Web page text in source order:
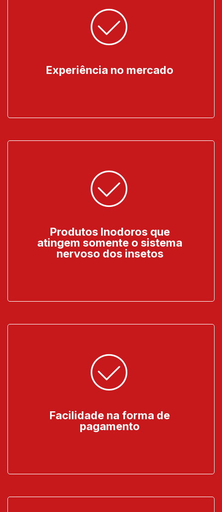
Experiência no mercado
Produtos Inodoros que
atingem somente o sistema
nervoso dos insetos
Facilidade na forma de
pagamento